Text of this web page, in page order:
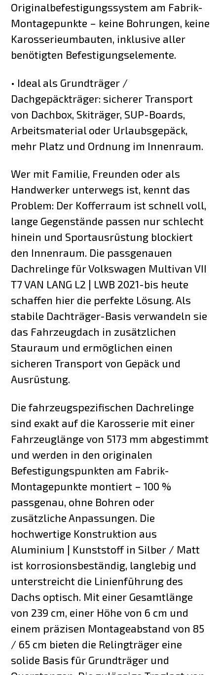
Originalbefestigungssystem am Fabrik-
Montagepunkte – keine Bohrungen, keine
Karosserieumbauten, inklusive aller
benötigten Befestigungselemente.
• Ideal als Grundträger /
Dachgepäckträger: sicherer Transport
von Dachbox, Skiträger, SUP-Boards,
Arbeitsmaterial oder Urlaubsgepäck,
mehr Platz und Ordnung im Innenraum.
Wer mit Familie, Freunden oder als
Handwerker unterwegs ist, kennt das
Problem: Der Kofferraum ist schnell voll,
lange Gegenstände passen nur schlecht
hinein und Sportausrüstung blockiert
den Innenraum. Die passgenauen
Dachrelinge für Volkswagen Multivan VII
T7 VAN LANG L2 | LWB 2021-bis heute
schaffen hier die perfekte Lösung. Als
stabile Dachträger-Basis verwandeln sie
das Fahrzeugdach in zusätzlichen
Stauraum und ermöglichen einen
sicheren Transport von Gepäck und
Ausrüstung.
Die fahrzeugspezifischen Dachrelinge
sind exakt auf die Karosserie mit einer
Fahrzeuglänge von 5173 mm abgestimmt
und werden in den originalen
Befestigungspunkten am Fabrik-
Montagepunkte montiert – 100 %
passgenau, ohne Bohren oder
zusätzliche Anpassungen. Die
hochwertige Konstruktion aus
Aluminium | Kunststoff in Silber / Matt
ist korrosionsbeständig, langlebig und
unterstreicht die Linienführung des
Dachs optisch. Mit einer Gesamtlänge
von 239 cm, einer Höhe von 6 cm und
einem präzisen Montageabstand von 85
/ 65 cm bieten die Relingträger eine
solide Basis für Grundträger und